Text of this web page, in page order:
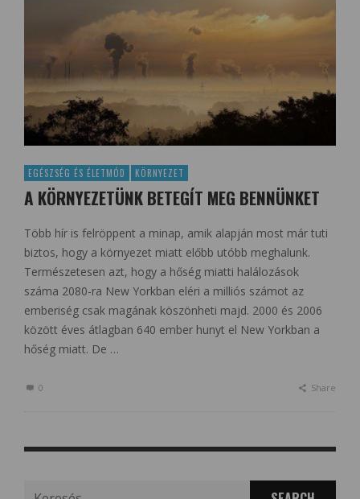
EGÉSZSÉG ÉS ÉLETMÓD KÖRNYEZET
A KÖRNYEZETÜNK BETEGÍT MEG BENNÜNKET
Több hír is felröppent a minap, amik alapján most már tuti
biztos, hogy a környezet miatt előbb utóbb meghalunk.
Természetesen azt, hogy a hőség miatti halálozások
száma 2080-ra New Yorkban eléri a milliós számot az
emberiség csak magának köszönheti majd. 2000 és 2006
között éves átlagban 640 ember hunyt el New Yorkban a
hőség miatt. De …
0 Share